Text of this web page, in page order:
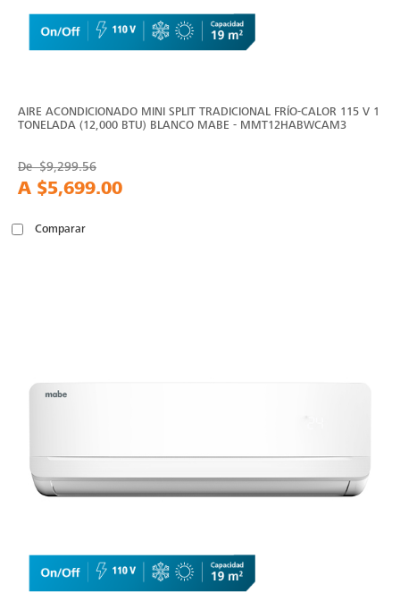
AIRE ACONDICIONADO MINI SPLIT TRADICIONAL FRÍO-CALOR 115 V 1
TONELADA (12,000 BTU) BLANCO MABE - MMT12HABWCAM3
De$9,299.56
A $5,699.00
Comparar